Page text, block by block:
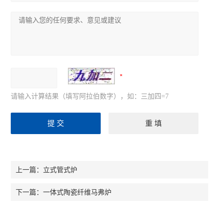
请输入计算结果（填写阿拉伯数字），如：三加四=7
上一篇： 立式管式炉
下一篇：一体式陶瓷纤维马弗炉